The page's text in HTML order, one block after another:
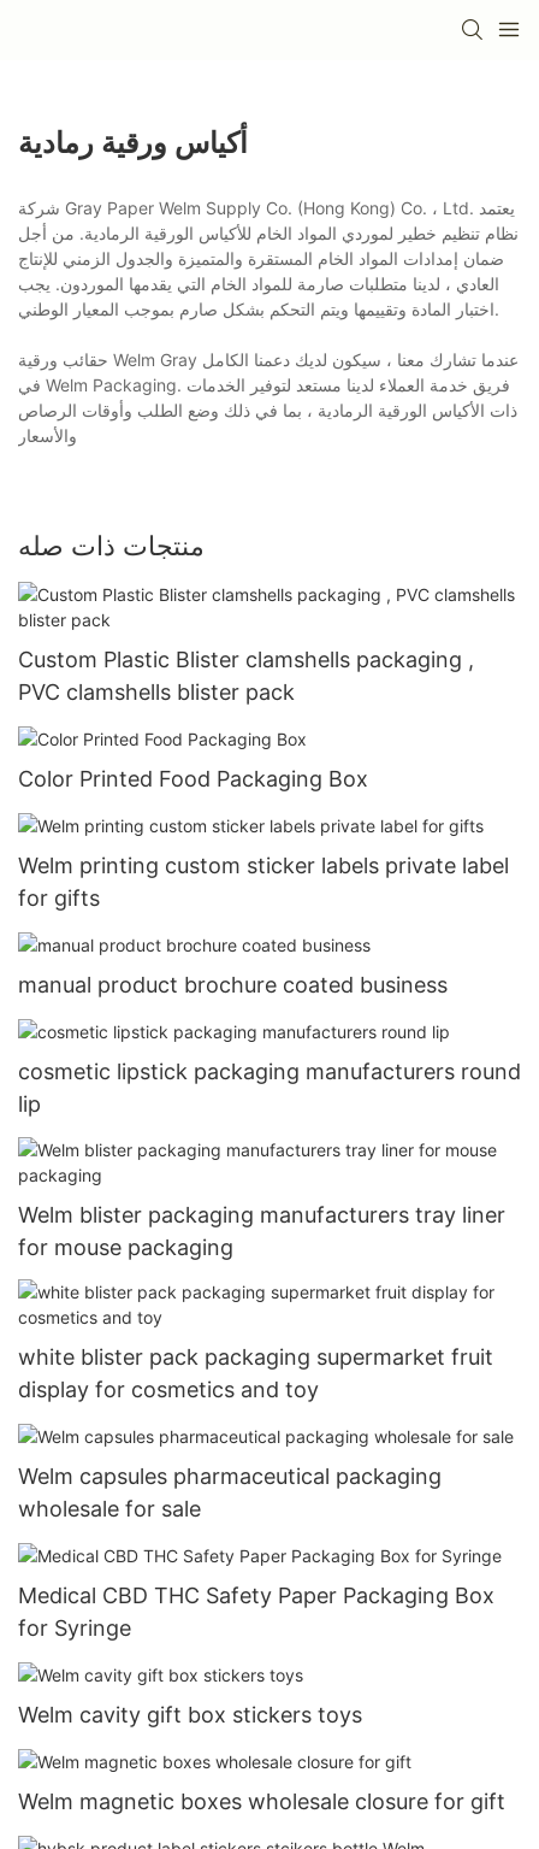
أكياس ورقية رمادية
شركة Gray Paper Welm Supply Co. (Hong Kong) Co. ، Ltd. يعتمد
نظام تنظيم خطير لموردي المواد الخام للأكياس الورقية الرمادية. من أجل
ضمان إمدادات المواد الخام المستقرة والمتميزة والجدول الزمني للإنتاج
العادي ، لدينا متطلبات صارمة للمواد الخام التي يقدمها الموردون. يجب
اختبار المادة وتقييمها ويتم التحكم بشكل صارم بموجب المعيار الوطني.
حقائب ورقية Welm Gray عندما تشارك معنا ، سيكون لديك دعمنا الكامل
في Welm Packaging. فريق خدمة العملاء لدينا مستعد لتوفير الخدمات
ذات الأكياس الورقية الرمادية ، بما في ذلك وضع الطلب وأوقات الرصاص
والأسعار
منتجات ذات صله
Custom Plastic Blister clamshells packaging ,
PVC clamshells blister pack
Color Printed Food Packaging Box
Welm printing custom sticker labels private label
for gifts
manual product brochure coated business
cosmetic lipstick packaging manufacturers round
lip
Welm blister packaging manufacturers tray liner
for mouse packaging
white blister pack packaging supermarket fruit
display for cosmetics and toy
Welm capsules pharmaceutical packaging
wholesale for sale
Medical CBD THC Safety Paper Packaging Box
for Syringe
Welm cavity gift box stickers toys
Welm magnetic boxes wholesale closure for gift